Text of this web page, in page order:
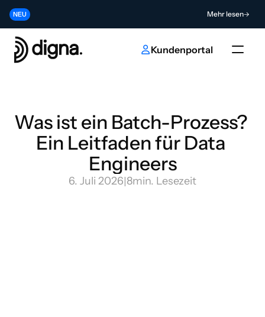
NEU Mehr lesen
Release 2026.06 - Data Observability direkt in Ihren Code bringen
NEUTragen Sie zur Zukunft der KI- und Dateninnovation bei
Kundenportal
Was ist ein Batch-Prozess?
Ein Leitfaden für Data
Engineers
6. Juli 2026|8min. Lesezeit